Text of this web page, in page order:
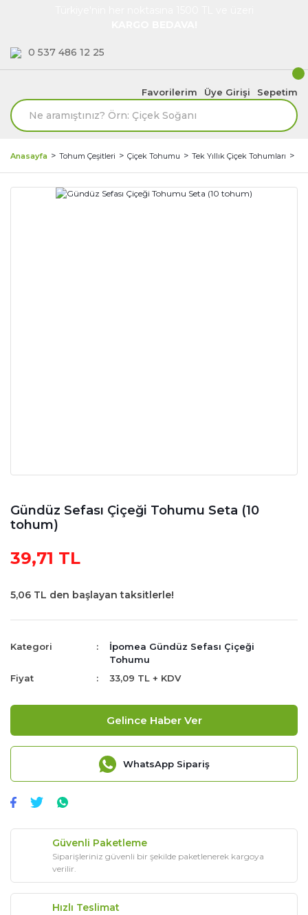
0 537 486 12 25
Favorilerim Üye Girişi Sepetim
Anasayfa Tohum Çeşitleri Çiçek Tohumu Tek Yıllık Çiçek Tohumları
Gündüz Sefası Çiçeği Tohumu Seta (10
tohum)
39,71 TL
5,06 TL den başlayan taksitlerle!
Kategori
İpomea Gündüz Sefası Çiçeği
Tohumu
Fiyat
33,09 TL + KDV
Gelince Haber Ver
WhatsApp Sipariş
Güvenli Paketleme
Siparişleriniz güvenli bir şekilde paketlenerek kargoya
verilir.
Hızlı Teslimat